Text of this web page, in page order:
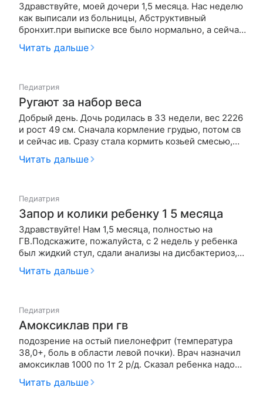
Здравствуйте, моей дочери 1,5 месяца. Нас неделю
как выписали из больницы, Абструктивный
бронхит.при выписке все было нормально, а сейчас
я нащупала у малышки на шее сверху сзади шарики
с двух сторон. Это лимфоузлы. Скажите нормально
Читать дальше
Педиатрия
Ругают за набор веса
Добрый день. Дочь родилась в 33 недели, вес 2226
и рост 49 см. Сначала кормление грудью, потом св
и сейчас ив. Сразу стала кормить козьей смесью,
потом перешли на нутрилон и тут начались
проблемы с животиком и запоры, всё это
Читать дальше
Педиатрия
Запор и колики ребенку 1 5 месяца
Здравствуйте! Нам 1,5 месяца, полностью на
ГВ.Подскажите, пожалуйста, с 2 недель у ребенка
был жидкий стул, сдали анализы на дисбактериоз,
насеялось куча всего нехорошего, выписали нам
секстафаг (3-4 раза в день по 5 мл) и примадофилус
Читать дальше
Педиатрия
Амоксиклав при гв
подозрение на остый пиелонефрит (температура
38,0+, боль в области левой почки). Врач назначил
амоксиклав 1000 по 1т 2 р/д. Сказал ребенка надо
перевести с гв на смесь на это время. Результаты
анализов мочи и крови будут известны после
Читать дальше